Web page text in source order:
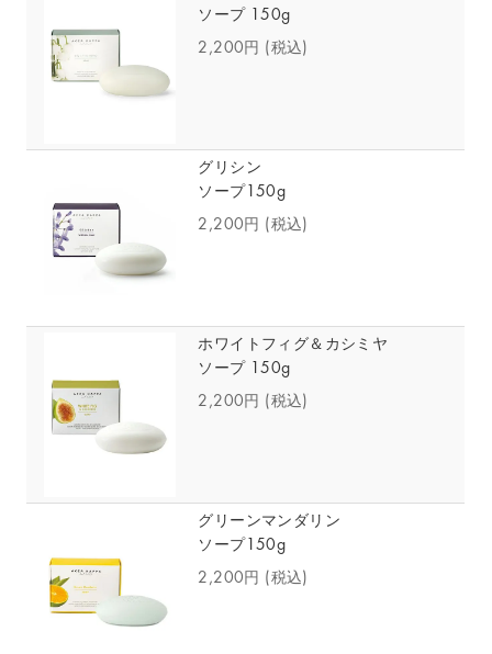
ソープ 150g
2,200円 (税込)
グリシン
ソープ150g
2,200円 (税込)
ホワイトフィグ＆カシミヤ
ソープ 150g
2,200円 (税込)
グリーンマンダリン
ソープ150g
2,200円 (税込)